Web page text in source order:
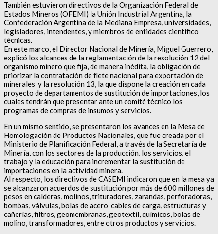
También estuvieron directivos de la Organización Federal de
Estados Mineros (OFEMI) la Unión Industrial Argentina, la
Confederación Argentina de la Mediana Empresa, universidades,
legisladores, intendentes, y miembros de entidades científico
técnicas.
En este marco, el Director Nacional de Minería, Miguel Guerrero,
explicó los alcances de la reglamentación de la resolución 12 del
organismo minero que fija, de manera inédita, la obligación de
priorizar la contratación de flete nacional para exportación de
minerales, y la resolución 13, la que dispone la creación en cada
proyecto de departamentos de sustitución de importaciones, los
cuales tendrán que presentar ante un comité técnico los
programas de compras de insumos y servicios.
En un mismo sentido, se presentaron los avances en la Mesa de
Homologación de Productos Nacionales, que fue creada por el
Ministerio de Planificación Federal, a través de la Secretaría de
Minería, con los sectores de la producción, los servicios, el
trabajo y la educación para incrementar la sustitución de
importaciones en la actividad minera.
Al respecto, los directivos de CASEMI indicaron que en la mesa ya
se alcanzaron acuerdos de sustitución por más de 600 millones de
pesos en calderas, molinos, trituradores, zarandas, perforadoras,
bombas, válvulas, bolas de acero, cables de carga, estructuras y
cañerías, filtros, geomembranas, geotextil, químicos, bolas de
molino, transformadores, entre otros productos y servicios.